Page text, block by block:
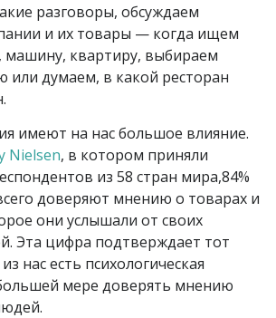
разговоры, обсуждаем
и их товары — когда ищем
машину, квартиру, выбираем
или думаем, в какой ресторан
имеют на нас большое влияние.
Nielsen, в котором приняли
из 58 стран мира,84%
доверяют мнению о товарах и
они услышали от своих
Эта цифра подтверждает тот
нас есть психологическая
мере доверять мнению